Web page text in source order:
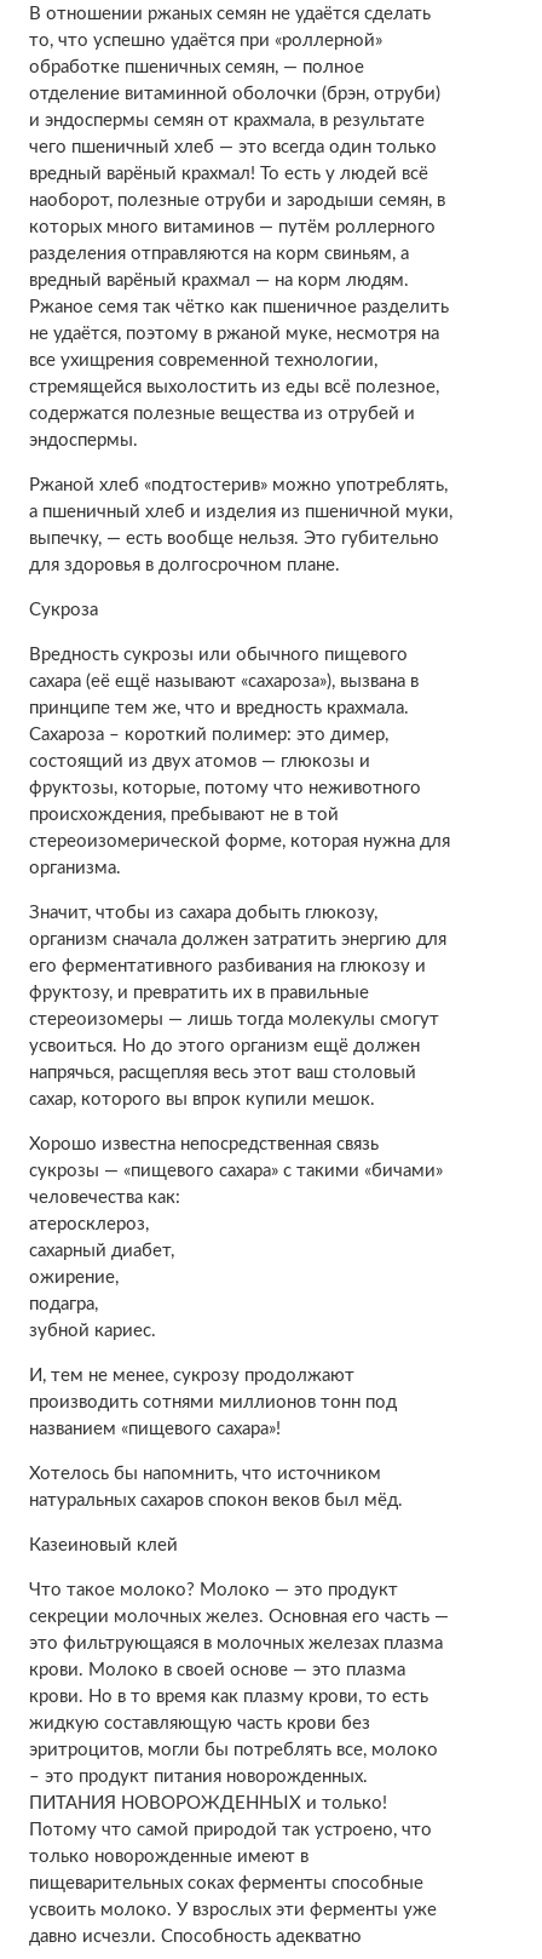
В отношении ржаных семян не удаётся сделать
то, что успешно удаётся при «роллерной»
обработке пшеничных семян, — полное
отделение витаминной оболочки (брэн, отруби)
и эндоспермы семян от крахмала, в результате
чего пшеничный хлеб — это всегда один только
вредный варёный крахмал! То есть у людей всё
наоборот, полезные отруби и зародыши семян, в
которых много витаминов — путём роллерного
разделения отправляются на корм свиньям, а
вредный варёный крахмал — на корм людям.
Ржаное семя так чётко как пшеничное разделить
не удаётся, поэтому в ржаной муке, несмотря на
все ухищрения современной технологии,
стремящейся выхолостить из еды всё полезное,
содержатся полезные вещества из отрубей и
эндоспермы.
Ржаной хлеб «подтостерив» можно употреблять,
а пшеничный хлеб и изделия из пшеничной муки,
выпечку, — есть вообще нельзя. Это губительно
для здоровья в долгосрочном плане.
Сукроза
Вредность сукрозы или обычного пищевого
сахара (её ещё называют «сахароза»), вызвана в
принципе тем же, что и вредность крахмала.
Сахароза – короткий полимер: это димер,
состоящий из двух атомов — глюкозы и
фруктозы, которые, потому что неживотного
происхождения, пребывают не в той
стереоизомерической форме, которая нужна для
организма.
Значит, чтобы из сахара добыть глюкозу,
организм сначала должен затратить энергию для
его ферментативного разбивания на глюкозу и
фруктозу, и превратить их в правильные
стереоизомеры — лишь тогда молекулы смогут
усвоиться. Но до этого организм ещё должен
напрячься, расщепляя весь этот ваш столовый
сахар, которого вы впрок купили мешок.
Хорошо известна непосредственная связь
сукрозы — «пищевого сахара» с такими «бичами»
человечества как:
атеросклероз,
сахарный диабет,
ожирение,
подагра,
зубной кариес.
И, тем не менее, сукрозу продолжают
производить сотнями миллионов тонн под
названием «пищевого сахара»!
Хотелось бы напомнить, что источником
натуральных сахаров спокон веков был мёд.
Казеиновый клей
Что такое молоко? Молоко — это продукт
секреции молочных желез. Основная его часть —
это фильтрующаяся в молочных железах плазма
крови. Молоко в своей основе — это плазма
крови. Но в то время как плазму крови, то есть
жидкую составляющую часть крови без
эритроцитов, могли бы потреблять все, молоко
– это продукт питания новорожденных.
ПИТАНИЯ НОВОРОЖДЕННЫХ и только!
Потому что самой природой так устроено, что
только новорожденные имеют в
пищеварительных соках ферменты способные
усвоить молоко. У взрослых эти ферменты уже
давно исчезли. Способность адекватно